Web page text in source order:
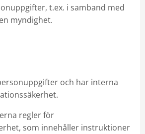
t.ex. i samband med
myndighet.
och har interna
regler för
som innehåller instruktioner